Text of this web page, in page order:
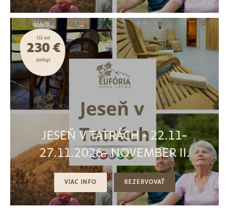
Už od
230 €
pobyt
JESEŇ V TATRÁCH - 22.11-
27.11.2026- NOVEMBER II.
VIAC INFO REZERVOVAŤ